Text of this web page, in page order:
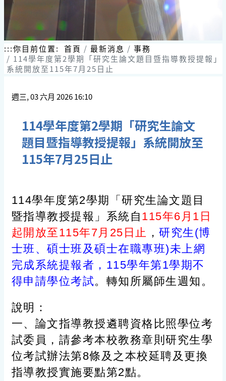
要
容
區
:::你目前位置: 首頁 最新消息
事務
114學年度第2學期「研究生論文題目暨指導教授提報」
系統開放至115年7月25日止
週三, 03 六月 2026 16:10
114學年度第2學期「研究生論文
題目暨指導教授提報」系統開放至
115年7月25日止
114學年度第2學期「研究生論文題目
暨指導教授提報」系統自 115年6月1日
起開放至115年7月25日止 ， 研究生(博
士班、碩士班及碩士在職專班)未上網
完成系統提報者，115學年第1學期不
得申請學位考試。轉知所屬師生週知。
說明：
一、論文指導教授遴聘資格比照學位考
試委員，請參考本校教務章則研究生學
位考試辦法第8條及之本校延聘及更換
指導教授實施要點第2點。